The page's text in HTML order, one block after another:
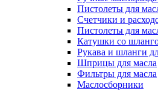
Пистолеты для
Счетчики и
Пистолеты для
Катушки со
Рукава и шланги
Шприцы для масла
Фильтры для масла
Маслосборники